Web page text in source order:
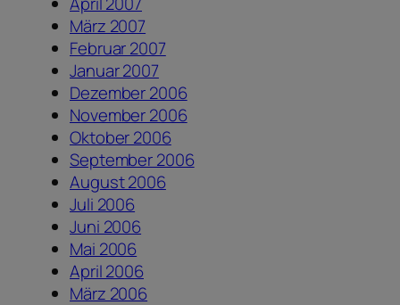
März 2007
Februar 2007
Januar 2007
Dezember 2006
November 2006
Oktober 2006
September 2006
August 2006
Juli 2006
Juni 2006
Mai 2006
April 2006
März 2006